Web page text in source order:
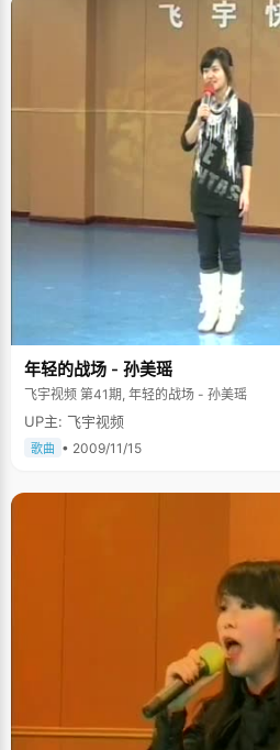
年轻的战场 - 孙美瑶
飞宇视频 第41期, 年轻的战场 - 孙美瑶
UP主: 飞宇视频
歌曲 • 2009/11/15